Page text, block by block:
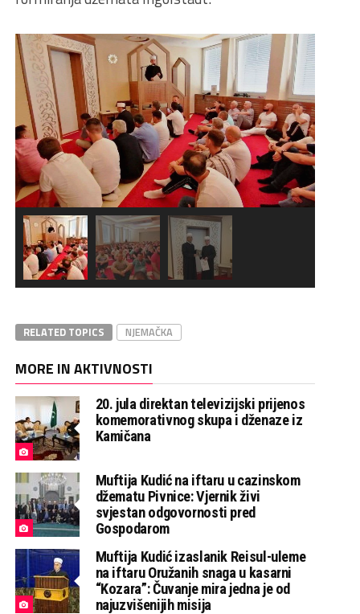
RELATED TOPICS NJEMAČKA
MORE IN AKTIVNOSTI
20. jula direktan televizijski prijenos
komemorativnog skupa i dženaze iz
Kamičana
Muftija Kudić na iftaru u cazinskom
džematu Pivnice: Vjernik živi
svjestan odgovornosti pred
Gospodarom
Muftija Kudić izaslanik Reisul-uleme
na iftaru Oružanih snaga u kasarni
“Kozara”: Čuvanje mira jedna je od
najuzvišenijih misija